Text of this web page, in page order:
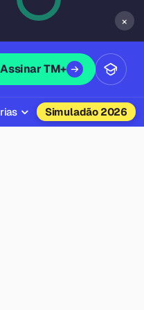
×
Assinar TM+
Simuladão 2026